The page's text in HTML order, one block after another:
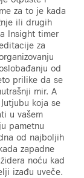
za to je kada
ili drugih
Insight timer
za
od
prilike da se
mir. A
koja se
u vašem
pametnu
od najboljih
zapadne
noću kad
izađu uveče.